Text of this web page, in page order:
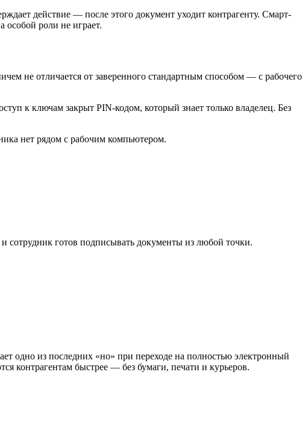
действие — после этого документ уходит контрагенту. Смарт-
особой роли не играет.
не отличается от заверенного стандартным способом — с рабочего
к ключам закрыт PIN-кодом, который знает только владелец. Без
нет рядом с рабочим компьютером.
готов подписывать документы из любой точки.
одно из последних «но» при переходе на полностью электронный
контрагентам быстрее — без бумаги, печати и курьеров.